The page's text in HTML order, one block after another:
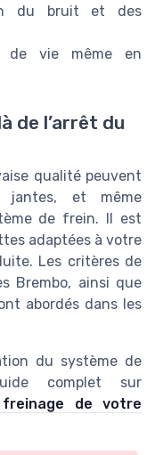
du bruit et des
de vie même en
de l’arrêt du
qualité peuvent
jantes, et même
de frein. Il est
adaptées à votre
Les critères de
Brembo, ainsi que
abordés dans les
du système de
complet sur
freinage de votre